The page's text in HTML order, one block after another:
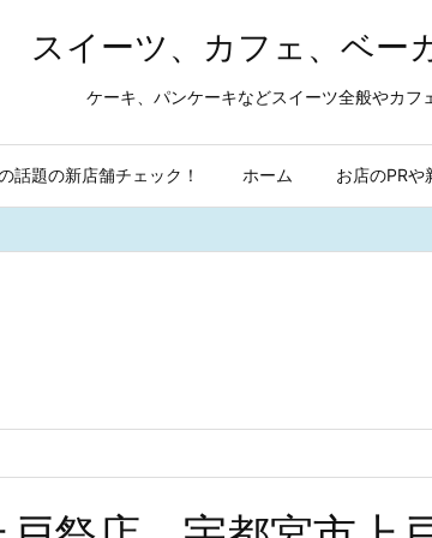
スイーツ、カフェ、ベー
ケーキ、パンケーキなどスイーツ全般やカフ
話題の新店舗チェック！ ホーム お店のPRや